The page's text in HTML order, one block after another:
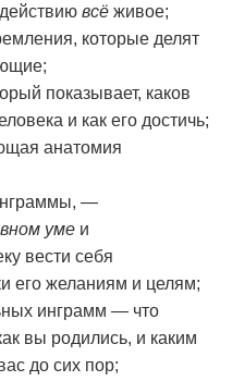
всё живое;
которые делят
показывает, каков
и как его достичь;
анатомия
—
уме и
вести себя
его желаниям и целям;
инграмм — что
вы родились, и каким
до сих пор;